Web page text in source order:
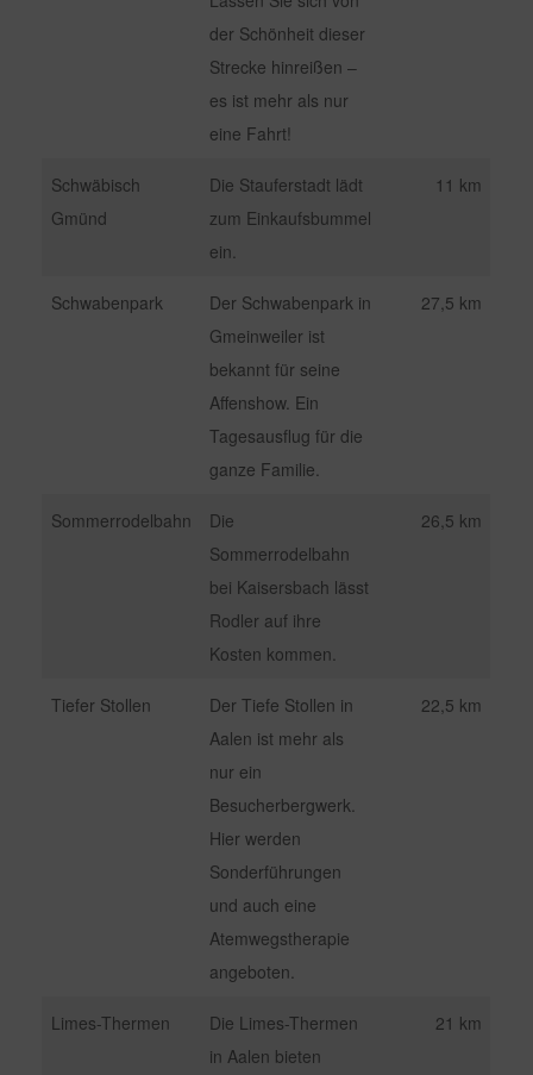
der Schönheit dieser
Strecke hinreißen –
es ist mehr als nur
eine Fahrt!
Schwäbisch
Gmünd
Die Stauferstadt lädt
zum Einkaufsbummel
ein.
11 km
Schwabenpark
Der Schwabenpark in
Gmeinweiler ist
bekannt für seine
Affenshow. Ein
Tagesausflug für die
ganze Familie.
27,5 km
Sommerrodelbahn
Die
Sommerrodelbahn
bei Kaisersbach lässt
Rodler auf ihre
Kosten kommen.
26,5 km
Tiefer Stollen
Der Tiefe Stollen in
Aalen ist mehr als
nur ein
Besucherbergwerk.
Hier werden
Sonderführungen
und auch eine
Atemwegstherapie
angeboten.
22,5 km
Limes-Thermen
Die Limes-Thermen
in Aalen bieten
21 km